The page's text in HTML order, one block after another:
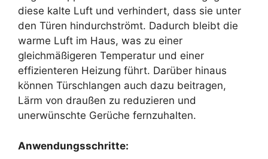
diese kalte Luft und verhindert, dass sie unter
den Türen hindurchströmt. Dadurch bleibt die
warme Luft im Haus, was zu einer
gleichmäßigeren Temperatur und einer
effizienteren Heizung führt. Darüber hinaus
können Türschlangen auch dazu beitragen,
Lärm von draußen zu reduzieren und
unerwünschte Gerüche fernzuhalten.
Anwendungsschritte: